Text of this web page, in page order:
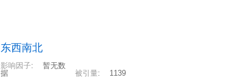
东西南北
影响因子:
暂无数
据
被引量:
1139